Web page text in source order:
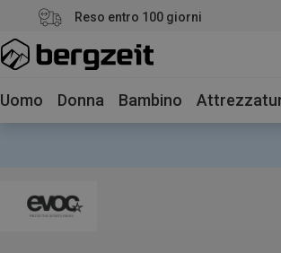
Reso entro 100 giorni
Uomo Donna Bambino